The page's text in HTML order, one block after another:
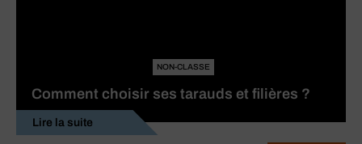
NON-CLASSE
Comment choisir ses tarauds et filières ?
Lire la suite